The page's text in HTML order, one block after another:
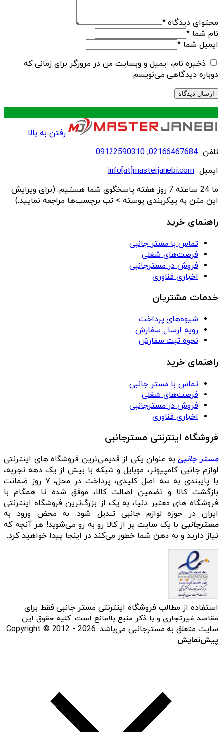
محتوای دیدگاه *
نام شما *
ایمیل شما *
ذخیره نام، ایمیل و وبسایت من در مرورگر برای زمانی که
دوباره دیدگاهی می‌نویسم.
.
رفتن به بالا
تلفن 02166467684
,
09122590310
ایمیل info[at]masterjanebi.com
ما 24 ساعته 7 روز هفته پاسخگوی شما هستیم. (برای ویرایش
این متن به پیکربندی پوسته > تب برچسب‌ها مراجعه نمایید.)
راهنمای خرید
تماس با مستر جانبی
فرصت‌های شغلی
فروش در مسترجانبی
اخباری فناوری
خدمات مشتریان
شیوه‌های پرداخت
رویه ارسال سفارش
نحوه ثبت سفارش
راهنمای خرید
تماس با مستر جانبی
فرصت‌های شغلی
فروش در مسترجانبی
اخباری فناوری
فروشگاه اینترنتی مسترجانبی
مستر جانبیبه عنوان یکی از قدیمی‌ترین فروشگاه های اینترنتی
لوازم جانبی کامپیوتر، موبایل و شبکه با بیش از یک دهه تجربه،
با پایبندی به سه اصل کلیدی، پرداخت در محل، ۷ روز ضمانت
بازگشت کالا و تضمین اصالت کالا، موفق شده تا همگام با
فروشگاه‌ های معتبر دنیا، به یک از بزرگ‌ترین فروشگاه اینترنتی
ایران در حوزه لوازم جانبی تبدیل شود. به محض ورود به
مسترجانبی با یک سایت پر از کالا رو به رو می‌شوید! هر آنچه که
نیاز دارید و به ذهن شما خطور می‌کند در اینجا پیدا خواهید کرد.
استفاده از مطالب فروشگاه اینترنتی مستر جانبی فقط برای
مقاصد غیرتجاری و با ذکر منبع بلامانع است. کلیه حقوق این
سایت متعلق به مسترجانبی می‌باشد. Copyright © 2012 - 2026
پیش‌نمایش